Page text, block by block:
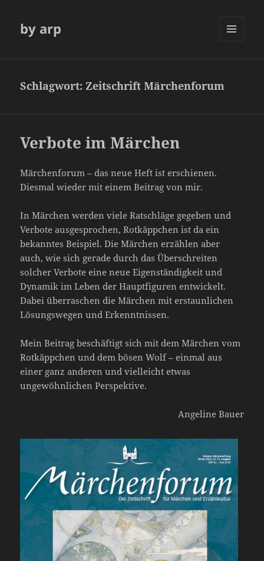
by arp
Schlagwort:Zeitschrift Märchenforum
Verbote im Märchen
Märchenforum – das neue Heft ist erschienen.
Diesmal wieder mit einem Beitrag von mir.
In Märchen werden viele Ratschläge gegeben und
Verbote ausgesprochen, Rotkäppchen ist da ein
bekanntes Beispiel. Die Märchen erzählen aber
auch, wie sich gerade durch das Überschreiten
solcher Verbote eine neue Eigenständigkeit und
Dynamik im Leben der Hauptfiguren entwickelt.
Dabei überraschen die Märchen mit erstaunlichen
Lösungswegen und Erkenntnissen.
Mein Beitrag beschäftigt sich mit dem Märchen vom
Rotkäppchen und dem bösen Wolf – einmal aus
einer ganz anderen und vielleicht etwas
ungewöhnlichen Perspektive.
Angeline Bauer